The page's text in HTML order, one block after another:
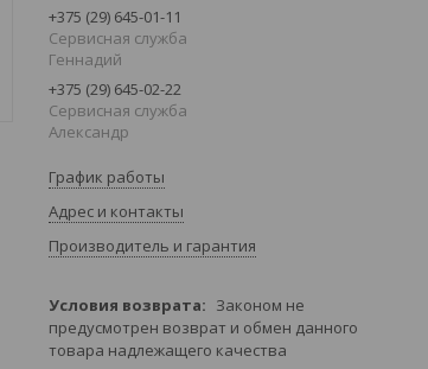
+375 (29) 645-01-11
Сервисная служба
Геннадий
+375 (29) 645-02-22
Сервисная служба
Александр
График работы
Адрес и контакты
Производитель и гарантия
Законом не
предусмотрен возврат и обмен данного
товара надлежащего качества